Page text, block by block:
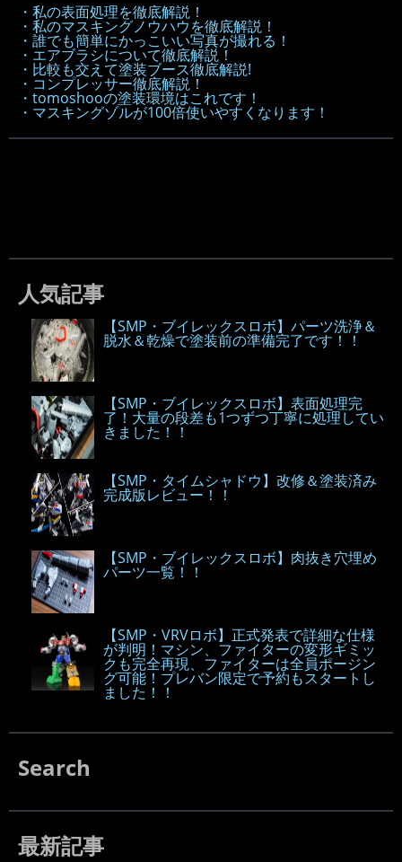
・私の表面処理を徹底解説！
・私のマスキングノウハウを徹底解説！
・誰でも簡単にかっこいい写真が撮れる！
・エアブラシについて徹底解説！
・比較も交えて塗装ブース徹底解説!
・コンプレッサー徹底解説！
・tomoshooの塗装環境はこれです！
・マスキングゾルが100倍使いやすくなります！
人気記事
【SMP・ブイレックスロボ】パーツ洗浄＆
脱水＆乾燥で塗装前の準備完了です！！
【SMP・ブイレックスロボ】表面処理完
了！大量の段差も1つずつ丁寧に処理してい
きました！！
【SMP・タイムシャドウ】改修＆塗装済み
完成版レビュー！！
【SMP・ブイレックスロボ】肉抜き穴埋め
パーツ一覧！！
【SMP・VRVロボ】正式発表で詳細な仕様
が判明！マシン、ファイターの変形ギミッ
クも完全再現、ファイターは全員ポージン
グ可能！プレバン限定で予約もスタートし
ました！！
Search
最新記事